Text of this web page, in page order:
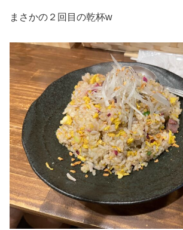
まさかの２回目の乾杯w